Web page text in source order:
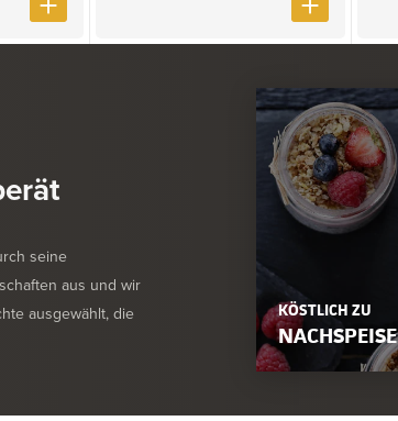
seine
aus und wir
ausgewählt, die
KÖSTLICH ZU
NACHSPEISE